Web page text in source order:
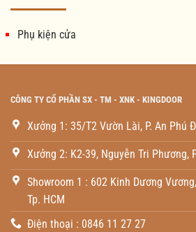
Phụ kiện cửa
CÔNG TY CỔ PHẦN SX - TM - XNK - KINGDOOR
Xưởng 1: 35/T2 Vườn Lài, P. An Phú
Xưởng 2: K2-39, Nguyễn Tri Phương,
Showroom 1 : 602 Kinh Dương
Tp. HCM
Điện thoại : 0846 11 27 27